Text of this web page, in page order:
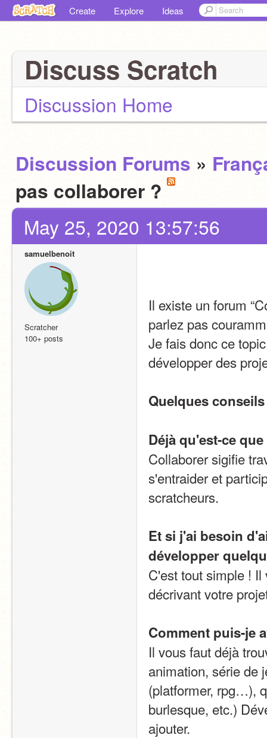
Create Explore Ideas
Discuss Scratch
Discussion Home
Discussion Forums »
pas collaborer ?
May 25, 2020 13:57:56
samuelbenoit
Scratcher
100+ posts
Il existe un forum
parlez pas
Je fais donc ce
développer des
Quelques
Déjà qu'est-ce
Collaborer sigifie
s'entraider et
scratcheurs.
Et si j'ai besoin
développer
C'est tout simple !
décrivant votre
Comment puis-je
Il vous faut déjà
animation, série de
(platformer, rpg…),
burlesque, etc.)
ajouter.